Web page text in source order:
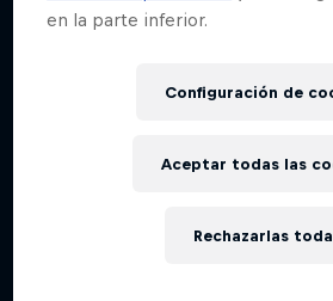
en la parte inferior.
Configuración de
Rechazarlas
Aceptar todas las